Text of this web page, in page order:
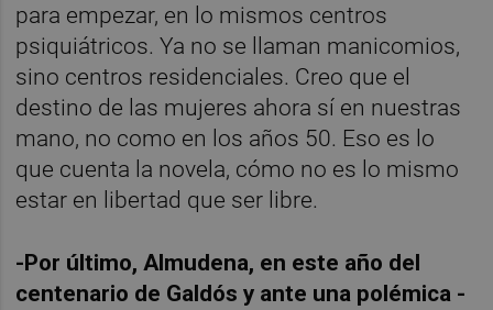
para empezar, en lo mismos centros
psiquiátricos. Ya no se llaman manicomios,
sino centros residenciales. Creo que el
destino de las mujeres ahora sí en nuestras
mano, no como en los años 50. Eso es lo
que cuenta la novela, cómo no es lo mismo
estar en libertad que ser libre.
-Por último, Almudena, en este año del
centenario de Galdós y ante una polémica -